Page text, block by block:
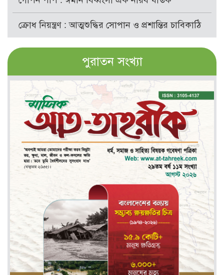
ক্রোধ নিয়ন্ত্রণ : আত্মশুদ্ধির সোপান ও প্রশান্তির চাবিকাঠি
পুরাতন সংখ্যা